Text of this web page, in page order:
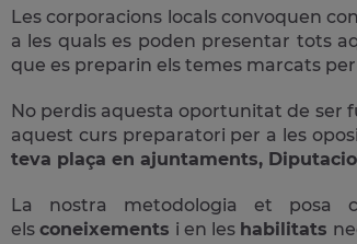
Les corporacions locals convoquen
a les quals es poden presentar tots
que es preparin els temes marcats
No perdis aquesta oportunitat de ser
aquest curs preparatori per a les
teva plaça en ajuntaments,
La nostra metodologia et
els coneixements i en les habilitats